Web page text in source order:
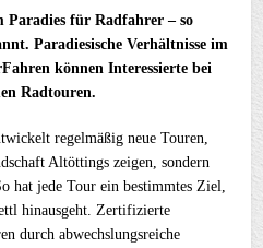
für Radfahrer – so
Paradiesische Verhältnisse im
können Interessierte bei
Radtouren.
regelmäßig neue Touren,
Altöttings zeigen, sondern
hat jede Tour ein bestimmtes Ziel,
hinausgeht. Zertifizierte
durch abwechslungsreiche